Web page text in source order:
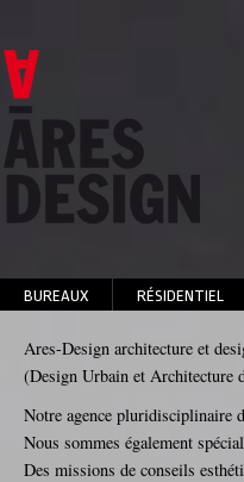
BUREAUX RÉSIDENTIEL
Ares-Design architecture et
(Design Urbain et Architecture
Notre agence pluridisciplinaire
Nous sommes également
Des missions de conseils